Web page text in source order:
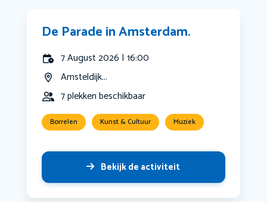
De Parade in Amsterdam.
7 August 2026 | 16:00
Amsteldijk...
7 plekken beschikbaar
Borrelen Kunst & Cultuur Muziek
Bekijk de activiteit